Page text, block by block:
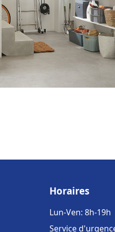
Horaires
Lun-Ven: 8h-19h
Service